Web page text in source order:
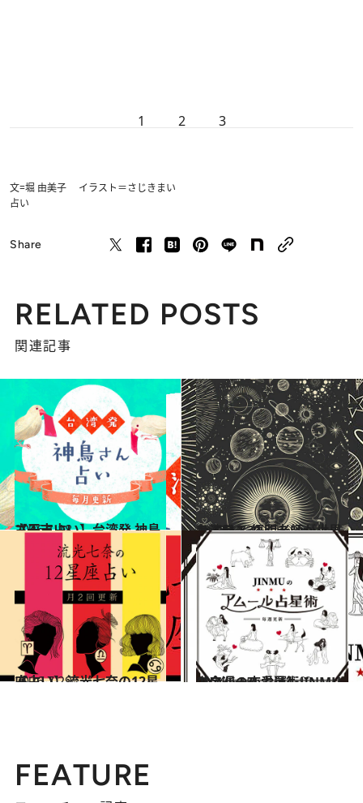
1 2 3
文=堀 由美子 イラスト＝さじきまい
占い
Share
RELATED POSTS
関連記事
2026.1.18
【干支占い】台湾発 神鳥さん占い
占い 2023.11.30
台湾発！ 悟明老師が世界を占う
ライフスタイル
2026.7.29
【占い】流光七奈の12星座占い
占い 2024.6.15
【今週の恋愛運】JINMUのアムール占星術♡
占い
FEATURE